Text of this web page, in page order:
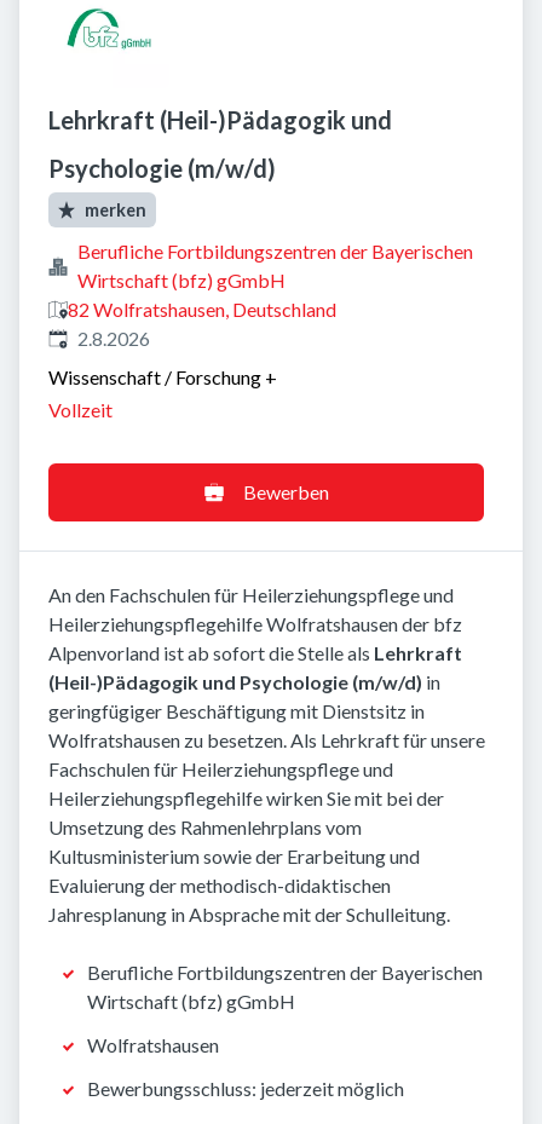
Lehrkraft (Heil-)Pädagogik und
Psychologie (m/w/d)
merken
Berufliche Fortbildungszentren der Bayerischen
Wirtschaft (bfz) gGmbH
82 Wolfratshausen, Deutschland
Veröffentlicht
2.8.2026
Wissenschaft / Forschung +
Vollzeit
Bewerben
An den Fachschulen für Heilerziehungspflege und
Heilerziehungspflegehilfe Wolfratshausen der bfz
Alpenvorland ist ab sofort die Stelle als Lehrkraft
(Heil-)Pädagogik und Psychologie (m/w/d) in
geringfügiger Beschäftigung mit Dienstsitz in
Wolfratshausen zu besetzen. Als Lehrkraft für unsere
Fachschulen für Heilerziehungspflege und
Heilerziehungspflegehilfe wirken Sie mit bei der
Umsetzung des Rahmenlehrplans vom
Kultusministerium sowie der Erarbeitung und
Evaluierung der methodisch-didaktischen
Jahresplanung in Absprache mit der Schulleitung.
Berufliche Fortbildungszentren der Bayerischen
Wirtschaft (bfz) gGmbH
Wolfratshausen
Bewerbungsschluss: jederzeit möglich